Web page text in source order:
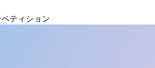
ティション